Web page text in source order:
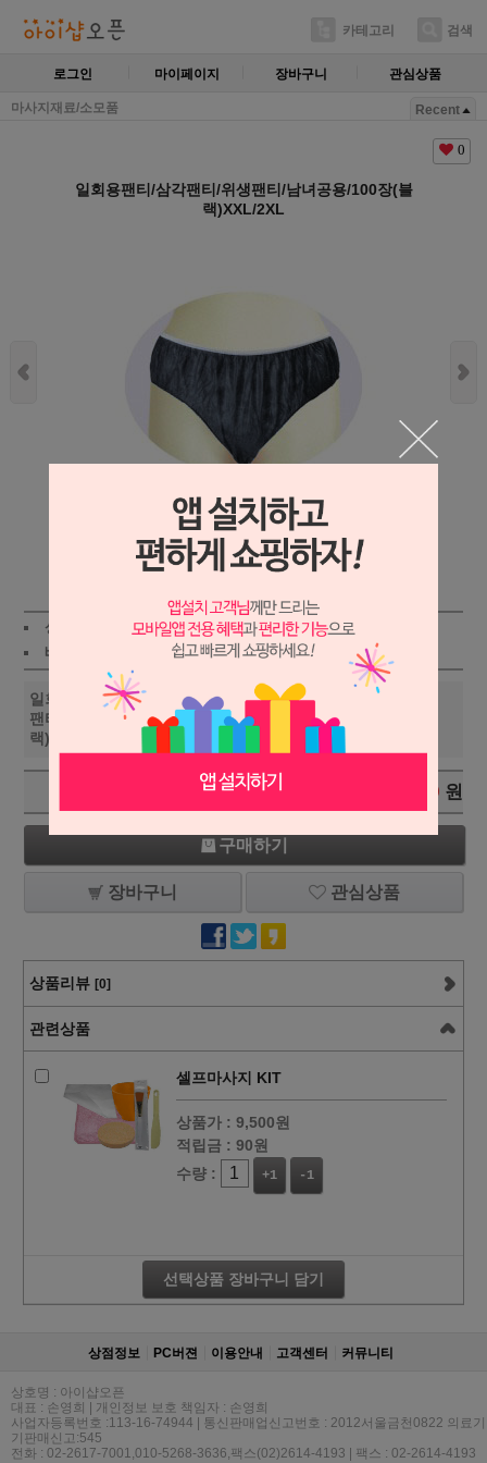
카테고리 검색
로그인 마이페이지 장바구니 관심상품
마사지재료/소모품 Recent
0
일회용팬티/삼각팬티/위생팬티/남녀공용/100장(블
랙)XXL/2XL
상품가 : 32,800원적립금:290원
배송비 : (조건) ! 지역별 !
일회용팬티/삼각팬티/위생
팬티/남녀공용/100장(블
랙)XXL/2XL
+1 -1
총 상품 금액 32,800 원
구매하기
장바구니 관심상품
상품리뷰 [0]
관련상품
셀프마사지 KIT
상품가 : 9,500원
적립금 : 90원
수량 :
+1 -1
선택상품 장바구니 담기
상점정보 PC버젼 이용안내 고객센터 커뮤니티
상호명 : 아이샵오픈
대표 : 손영희 | 개인정보 보호 책임자 : 손영희
사업자등록번호 :113-16-74944 | 통신판매업신고번호 : 2012서울금천0822 의료기
기판매신고:545
전화 : 02-2617-7001,010-5268-3636,팩스(02)2614-4193 | 팩스 : 02-2614-4193